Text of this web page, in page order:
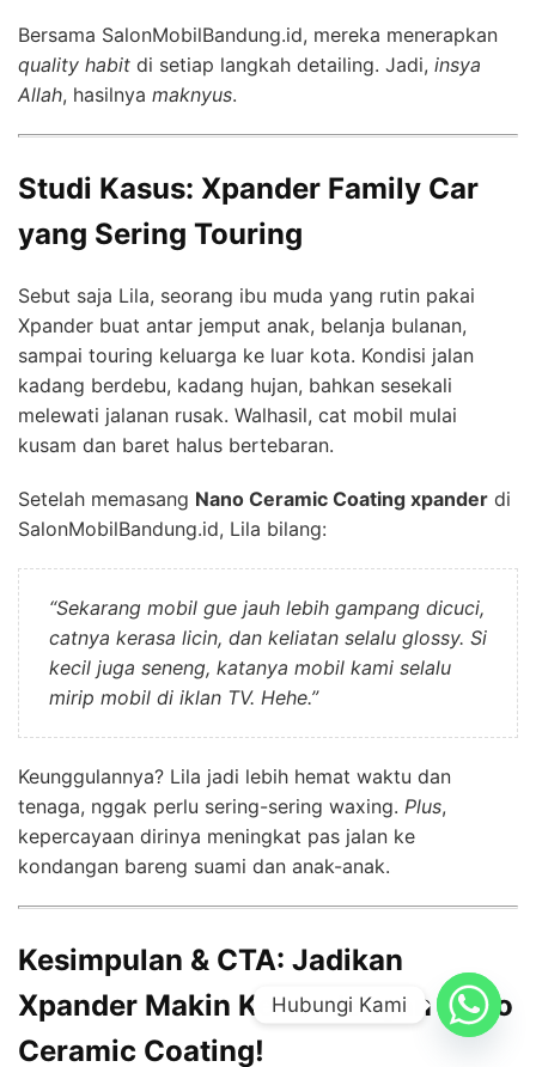
Bersama SalonMobilBandung.id, mereka menerapkan
quality habit di setiap langkah detailing. Jadi, insya
Allah, hasilnya maknyus.
Studi Kasus: Xpander Family Car
yang Sering Touring
Sebut saja Lila, seorang ibu muda yang rutin pakai
Xpander buat antar jemput anak, belanja bulanan,
sampai touring keluarga ke luar kota. Kondisi jalan
kadang berdebu, kadang hujan, bahkan sesekali
melewati jalanan rusak. Walhasil, cat mobil mulai
kusam dan baret halus bertebaran.
Setelah memasang Nano Ceramic Coating xpander di
SalonMobilBandung.id, Lila bilang:
“Sekarang mobil gue jauh lebih gampang dicuci,
catnya kerasa licin, dan keliatan selalu glossy. Si
kecil juga seneng, katanya mobil kami selalu
mirip mobil di iklan TV. Hehe.”
Keunggulannya? Lila jadi lebih hemat waktu dan
tenaga, nggak perlu sering-sering waxing. Plus,
kepercayaan dirinya meningkat pas jalan ke
kondangan bareng suami dan anak-anak.
Kesimpulan & CTA: Jadikan
Xpander Makin Keren dengan Nano
Ceramic Coating!
Hubungi Kami